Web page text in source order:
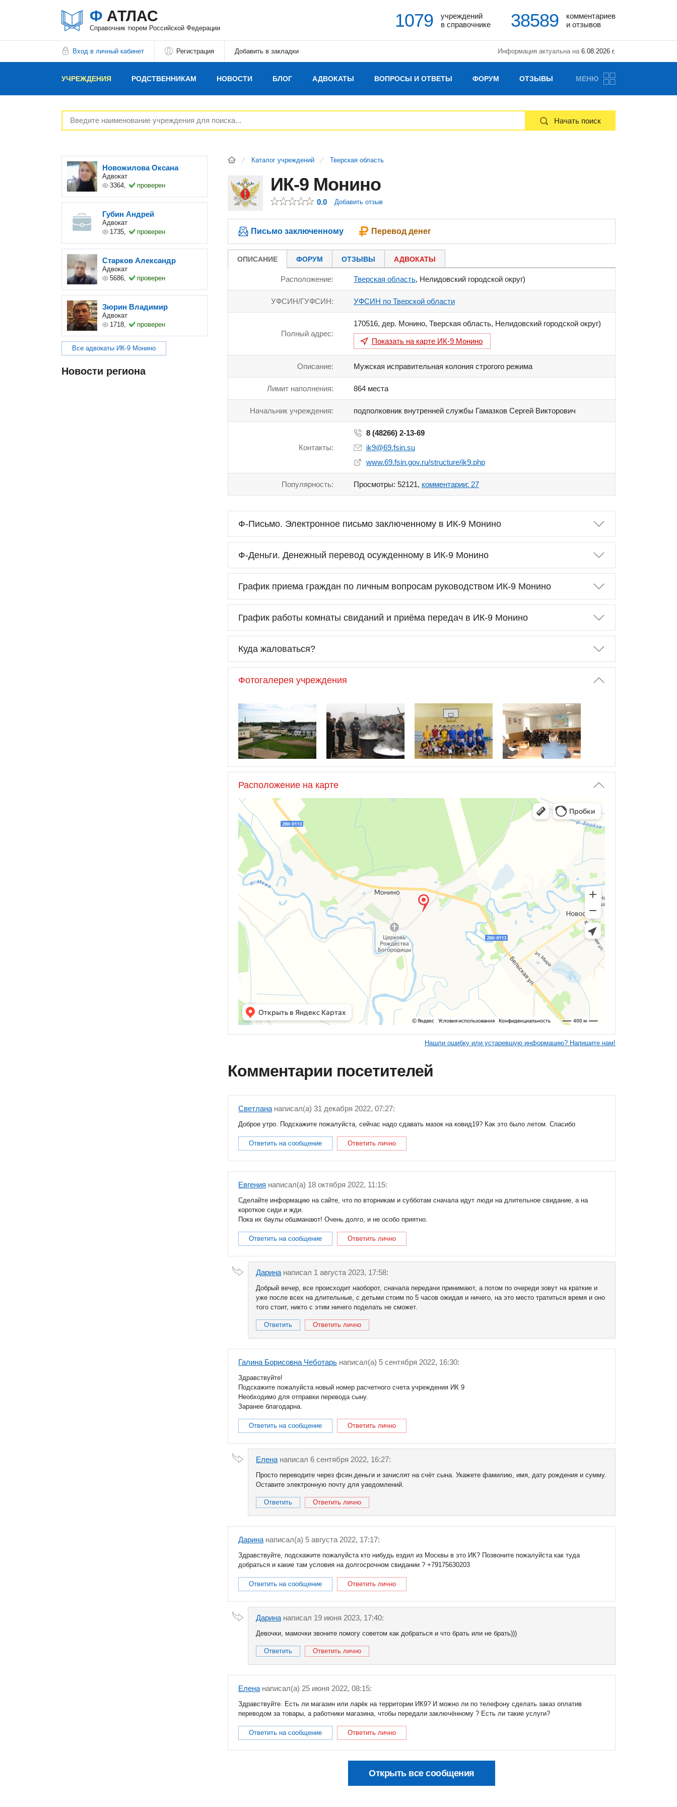
Ф АТЛАС
Справочник тюрем Российской Федерации 1079
учреждений
в справочнике
38589
комментариев
и отзывов
Информация актуальна на6.08.2026 г.
Вход в личный кабинет Регистрация Добавить в закладки
УЧРЕЖДЕНИЯ РОДСТВЕННИКАМ НОВОСТИ БЛОГ АДВОКАТЫ ВОПРОСЫ И ОТВЕТЫ ФОРУМ ОТЗЫВЫ
РЕКЛАМОДАТЕЛЯМ
МЕНЮ
Начать поиск
Каталог учреждений Тверская область
ИК-9 Монино
0.0 Добавить отзыв
Письмо заключенному Перевод денег
ОПИСАНИЕ ФОРУМ ОТЗЫВЫ АДВОКАТЫ
Расположение: Тверская область, Нелидовский городской округ)
УФСИН/ГУФСИН: УФСИН по Тверской области
Полный адрес:
170516, дер. Монино, Тверская область, Нелидовский городской округ)
Показать на карте ИК-9 Монино
Описание: Мужская исправительная колония строгого режима
Лимит наполнения: 864 места
Начальник учреждения: подполковник внутренней службы Гамазков Сергей Викторович
Контакты:
8 (48266) 2-13-69
ik9@69.fsin.su
www.69.fsin.gov.ru/structure/ik9.php
Популярность: Просмотры: 52121, комментарии: 27
Ф-Письмо. Электронное письмо заключенному в ИК-9 Монино
Ф-Деньги. Денежный перевод осужденному в ИК-9 Монино
График приема граждан по личным вопросам руководством ИК-9 Монино
График работы комнаты свиданий и приёма передач в ИК-9 Монино
Куда жаловаться?
Фотогалерея учреждения
Расположение на карте
Нашли ошибку или устаревшую информацию? Напишите нам!
Комментарии посетителей
Светлана написал(a) 31 декабря 2022, 07:27:
Доброе утро. Подскажите пожалуйста, сейчас надо сдавать мазок на ковид19? Как это было летом. Спасибо
Ответить на сообщение Ответить лично
Евгения написал(a) 18 октября 2022, 11:15:
Сделайте информацию на сайте, что по вторникам и субботам сначала идут люди на длительное свидание, а на
короткое сиди и жди.
Пока их баулы обшманают! Очень долго, и не особо приятно.
Ответить на сообщение Ответить лично
Дарина написал 1 августа 2023, 17:58:
Добрый вечер, все происходит наоборот, сначала передачи принимают, а потом по очереди зовут на краткие и
уже после всех на длительные, с детьми стоим по 5 часов ожидая и ничего, на это место тратиться время и оно
того стоит, никто с этим ничего поделать не сможет.
Ответить Ответить лично
Галина Борисовна Чеботарь написал(a) 5 сентября 2022, 16:30:
Здравствуйте!
Подскажите пожалуйста новый номер расчетного счета учреждения ИК 9
Необходимо для отправки перевода сыну.
Заранее благодарна.
Ответить на сообщение Ответить лично
Елена написал 6 сентября 2022, 16:27:
Просто переводите через фсин.деньги и зачислят на счёт сына. Укажете фамилию, имя, дату рождения и сумму.
Оставите электронную почту для уаедомлений.
Ответить Ответить лично
Дарина написал(a) 5 августа 2022, 17:17:
Здравствуйте, подскажите пожалуйста кто нибудь ездил из Москвы в это ИК? Позвоните пожалуйста как туда
добраться и какие там условия на долгосрочном свидании ? +79175630203
Ответить на сообщение Ответить лично
Дарина написал 19 июня 2023, 17:40:
Девочки, мамочки звоните помогу советом как добраться и что брать или не брать)))
Ответить Ответить лично
Елена написал(a) 25 июня 2022, 08:15:
Здравствуйте. Есть ли магазин или ларёк на территории ИК9? И можно ли по телефону сделать заказ оплатив
переводом за товары, а работники магазина, чтобы передали заключённому ? Есть ли такие услуги?
Ответить на сообщение Ответить лично
Открыть все сообщения
Новожилова Оксана
Адвокат
3364,
проверен
Губин Андрей
Адвокат
1735,
проверен
Старков Александр
Адвокат
5686,
проверен
Зюрин Владимир
Адвокат
1718,
проверен
Все адвокаты ИК-9 Монино
Новости региона